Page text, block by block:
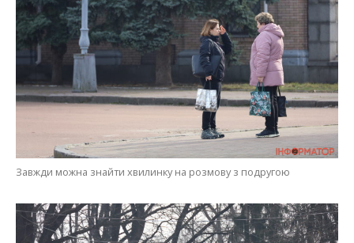
Завжди можна знайти хвилинку на розмову з подругою